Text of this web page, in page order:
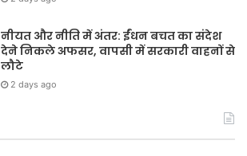
नीयत और नीति में अंतर: ईंधन बचत का संदेश
देने निकले अफसर, वापसी में सरकारी वाहनों से
लौटे
2 days ago